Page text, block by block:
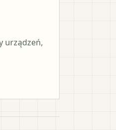
urządzeń,